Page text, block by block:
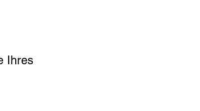
Ihres